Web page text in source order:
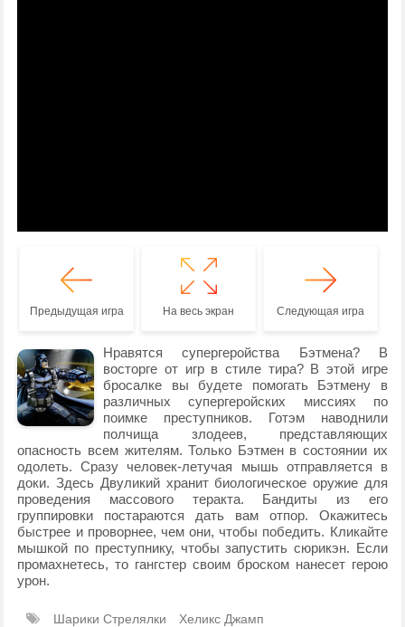
Предыдущая игра На весь экран Следующая игра
Нравятся супергеройства Бэтмена? В
восторге от игр в стиле тира? В этой игре
бросалке вы будете помогать Бэтмену в
различных супергеройских миссиях по
поимке преступников. Готэм наводнили
полчища злодеев, представляющих
опасность всем жителям. Только Бэтмен в состоянии их
одолеть. Сразу человек-летучая мышь отправляется в
доки. Здесь Двуликий хранит биологическое оружие для
проведения массового теракта. Бандиты из его
группировки постараются дать вам отпор. Окажитесь
быстрее и проворнее, чем они, чтобы победить. Кликайте
мышкой по преступнику, чтобы запустить сюрикэн. Если
промахнетесь, то гангстер своим броском нанесет герою
урон.
Шарики Стрелялки
Хеликс Джамп